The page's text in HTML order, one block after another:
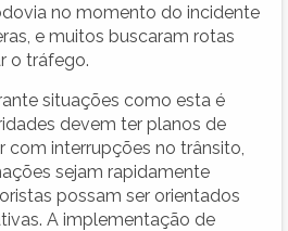
no momento do incidente
e muitos buscaram rotas
o tráfego.
situações como esta é
devem ter planos de
com interrupções no trânsito,
sejam rapidamente
possam ser orientados
A implementação de